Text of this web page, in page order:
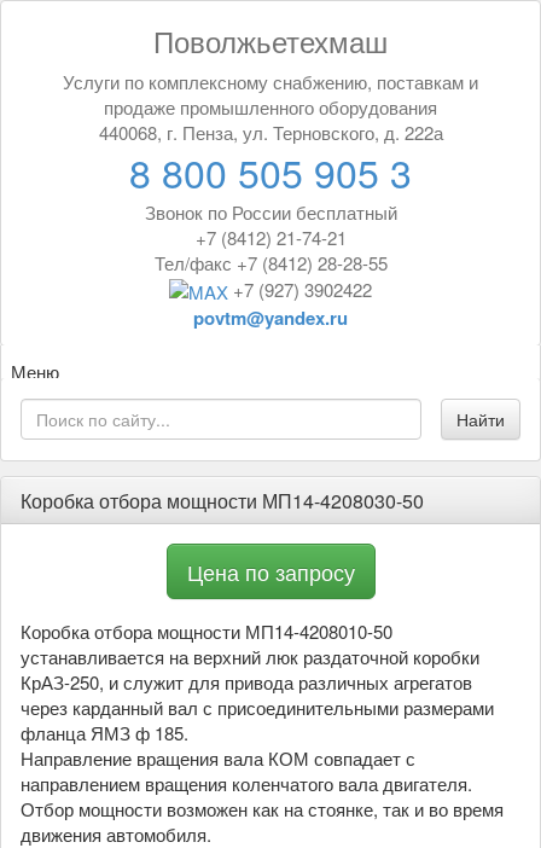
Поволжьетехмаш
Услуги по комплексному снабжению, поставкам и
продаже промышленного оборудования
440068, г. Пенза, ул. Терновского, д. 222а
8 800 505 905 3
Звонок по России бесплатный
+7 (8412) 21-74-21
Тел/факс +7 (8412) 28-28-55
+7 (927) 3902422
povtm@yandex.ru
Меню
Коробка отбора мощности МП14-4208030-50
Цена по запросу
Коробка отбора мощности МП14-4208010-50
устанавливается на верхний люк раздаточной коробки
КрАЗ-250, и служит для привода различных агрегатов
через карданный вал с присоединительными размерами
фланца ЯМЗ ф 185.
Направление вращения вала КОМ совпадает с
направлением вращения коленчатого вала двигателя.
Отбор мощности возможен как на стоянке, так и во время
движения автомобиля.